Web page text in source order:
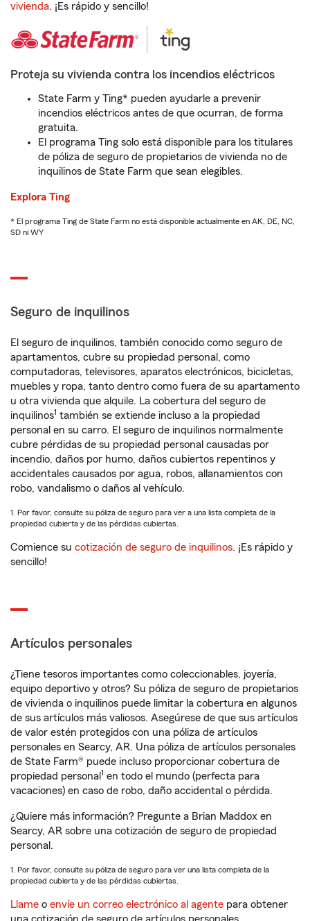
vivienda. ¡Es rápido y sencillo!
Proteja su vivienda contra los incendios eléctricos
State Farm y Ting* pueden ayudarle a prevenir
incendios eléctricos antes de que ocurran, de forma
gratuita.
El programa Ting solo está disponible para los titulares
de póliza de seguro de propietarios de vivienda no de
inquilinos de State Farm que sean elegibles.
Explora Ting
* El programa Ting de State Farm no está disponible actualmente en AK, DE, NC,
SD ni WY
Seguro de inquilinos
El seguro de inquilinos, también conocido como seguro de
apartamentos, cubre su propiedad personal, como
computadoras, televisores, aparatos electrónicos, bicicletas,
muebles y ropa, tanto dentro como fuera de su apartamento
u otra vivienda que alquile. La cobertura del seguro de
inquilinos1 también se extiende incluso a la propiedad
personal en su carro. El seguro de inquilinos normalmente
cubre pérdidas de su propiedad personal causadas por
incendio, daños por humo, daños cubiertos repentinos y
accidentales causados por agua, robos, allanamientos con
robo, vandalismo o daños al vehículo.
1. Por favor, consulte su póliza de seguro para ver a una lista completa de la
propiedad cubierta y de las pérdidas cubiertas.
Comience su cotización de seguro de inquilinos. ¡Es rápido y
sencillo!
Artículos personales
¿Tiene tesoros importantes como coleccionables, joyería,
equipo deportivo y otros? Su póliza de seguro de propietarios
de vivienda o inquilinos puede limitar la cobertura en algunos
de sus artículos más valiosos. Asegúrese de que sus artículos
de valor estén protegidos con una póliza de artículos
personales en Searcy, AR. Una póliza de artículos personales
de State Farm® puede incluso proporcionar cobertura de
propiedad personal 1 en todo el mundo (perfecta para
vacaciones) en caso de robo, daño accidental o pérdida.
¿Quiere más información? Pregunte a Brian Maddox en
Searcy, AR sobre una cotización de seguro de propiedad
personal.
1. Por favor, consulte su póliza de seguro para ver una lista completa de la
propiedad cubierta y de las pérdidas cubiertas.
Llame o envíe un correo electrónico al agente para obtener